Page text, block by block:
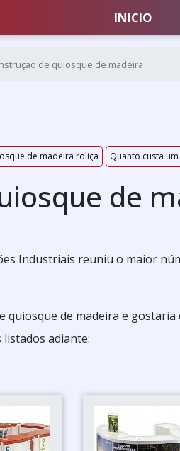
INICIO
de quiosque de madeira
de madeira roliça Quanto custa
de
Industriais reuniu o maior
quiosque de madeira e
adiante: